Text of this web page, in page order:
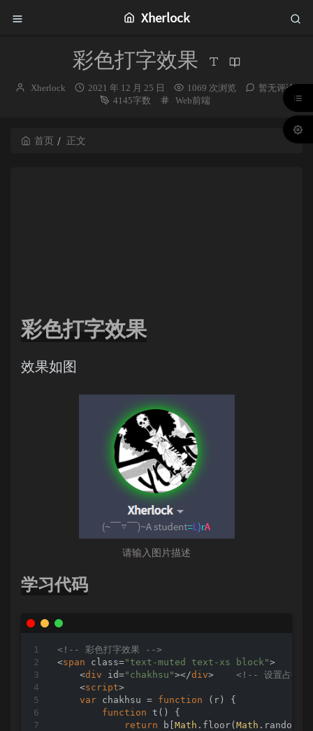
Xherlock
彩色打字效果
博
Xherlock
发
2021 年 12 月 25 日 1069 次浏览
暂无评论
4145字数
分
Web前端
首页 正文
彩色打字效果
效果如图
请输入图片描述
学习代码
<!-- 彩色打字效果 -->
<span class="text-muted text-xs block">
<div id="chakhsu"></div>
<!-- 设置占位
<script>
var chakhsu = function ( r) {
function t ( ) {
return b[Math .floor(Math